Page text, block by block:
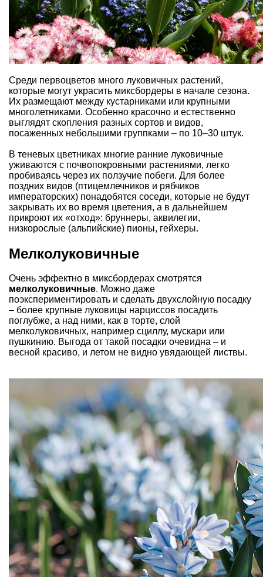
Среди первоцветов много луковичных растений,
которые могут украсить миксбордеры в начале сезона.
Их размещают между кустарниками или крупными
многолетниками. Особенно красочно и естественно
выглядят скопления разных сортов и видов,
посаженных небольшими группками – по 10–30 штук.
В теневых цветниках многие ранние луковичные
уживаются с почвопокровными растениями, легко
пробиваясь через их ползучие побеги. Для более
поздних видов (птицемлечников и рябчиков
императорских) понадобятся соседи, которые не будут
закрывать их во время цветения, а в дальнейшем
прикроют их «отход»: бруннеры, аквилегии,
низкорослые (альпийские) пионы, гейхеры.
Мелколуковичные
Очень эффектно в миксбордерах смотрятся
мелколуковичные. Можно даже
поэкспериментировать и сделать двухслойную посадку
– более крупные луковицы нарциссов посадить
поглубже, а над ними, как в торте, слой
мелколуковичных, например сциллу, мускари или
пушкинию. Выгода от такой посадки очевидна – и
весной красиво, и летом не видно увядающей листвы.